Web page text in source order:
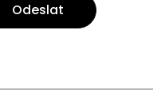
Odeslat